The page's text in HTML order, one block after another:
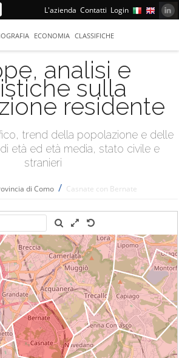
L'azienda Contatti Login
ECONOMIA CLASSIFICHE
analisi e
sulla
residente
trend della popolazione e delle
età ed età media, stato civile e
stranieri
di Como / Casnate con Bernate